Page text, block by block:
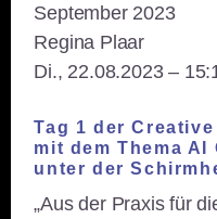
September 2023
Regina Plaar
Di., 22.08.2023 –
Tag 1 der
mit dem Thema AI
unter der
„Aus der Praxis für